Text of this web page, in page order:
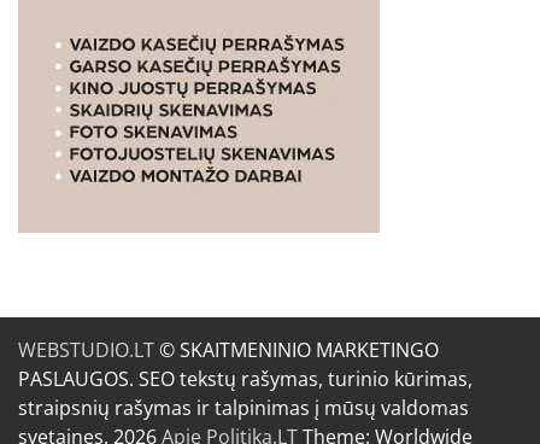
WEBSTUDIO.LT© SKAITMENINIO MARKETINGO
PASLAUGOS. SEO tekstų rašymas, turinio kūrimas,
straipsnių rašymas ir talpinimas į mūsų valdomas
svetaines. 2026Apie Politika.LTTheme: Worldwide